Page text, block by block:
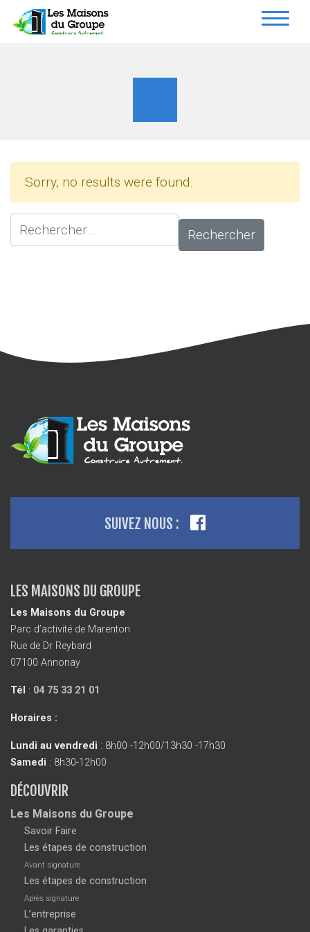
Sorry, no results were found.
Rechercher :
SUIVEZ NOUS :
LES MAISONS DU GROUPE
Les Maisons du Groupe
Parc d’activité de Marenton
Rue de Dr Reybard
07100 Annonay
Tél : 04 75 33 21 01
Horaires :
Lundi au vendredi : 8h00 -12h00/13h30 -17h30
Samedi : 8h30-12h00
DÉCOUVRIR
Les Maisons du Groupe
Savoir Faire
Les étapes de construction
Avant signature
Les étapes de construction
Après signature
L’entreprise